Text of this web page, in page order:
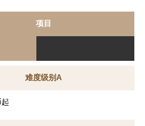
项目
难度级别A